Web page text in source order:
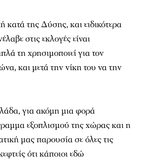
κατά της Δύσης, και ειδικότερα
στις εκλογές είναι
τη χρησιμοποιεί για τον
και μετά την νίκη του να την
για ακόμη μια φορά
εξοπλισμού της χώρας και η
μας παρουσία σε όλες τις
ότι κάποιοι εδώ